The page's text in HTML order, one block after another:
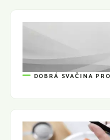
DOBRÁ SVAČINA